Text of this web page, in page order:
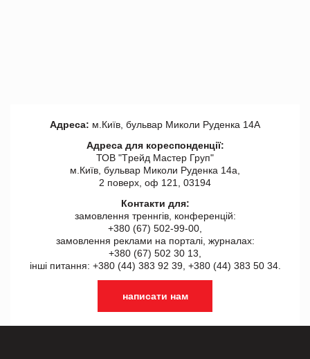
Адреса: м.Київ, бульвар Миколи Руденка 14А
Адреса для кореспонденції:
ТОВ "Tрейд Мастер Груп"
м.Київ, бульвар Миколи Руденка 14а,
2 поверх, оф 121, 03194
Контакти для:
замовлення треннгів, конференцій:
+380 (67) 502-99-00,
замовлення реклами на порталі, журналах:
+380 (67) 502 30 13,
інші питання: +380 (44) 383 92 39, +380 (44) 383 50 34.
написати нам